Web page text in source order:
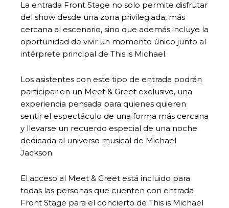
La entrada Front Stage no solo permite disfrutar
del show desde una zona privilegiada, más
cercana al escenario, sino que además incluye la
oportunidad de vivir un momento único junto al
intérprete principal de This is Michael.
Los asistentes con este tipo de entrada podrán
participar en un Meet & Greet exclusivo, una
experiencia pensada para quienes quieren
sentir el espectáculo de una forma más cercana
y llevarse un recuerdo especial de una noche
dedicada al universo musical de Michael
Jackson.
El acceso al Meet & Greet está incluido para
todas las personas que cuenten con entrada
Front Stage para el concierto de This is Michael